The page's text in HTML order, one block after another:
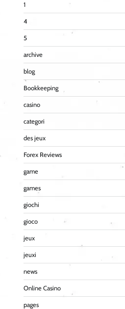
1
4
5
archive
blog
Bookkeeping
casino
categori
des jeux
Forex Reviews
game
games
giochi
gioco
jeux
jeuxi
news
Online Casino
pages